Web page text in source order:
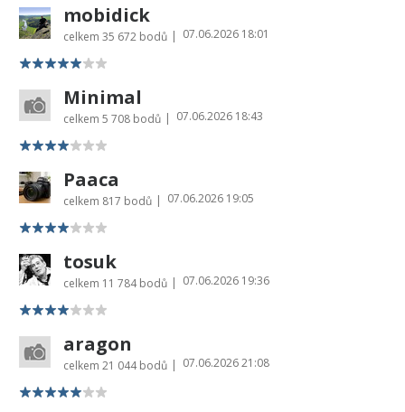
mobidick
celkem 35 672 bodů | 07.06.2026 18:01
Minimal
celkem 5 708 bodů | 07.06.2026 18:43
Paaca
celkem 817 bodů | 07.06.2026 19:05
tosuk
celkem 11 784 bodů | 07.06.2026 19:36
aragon
celkem 21 044 bodů | 07.06.2026 21:08